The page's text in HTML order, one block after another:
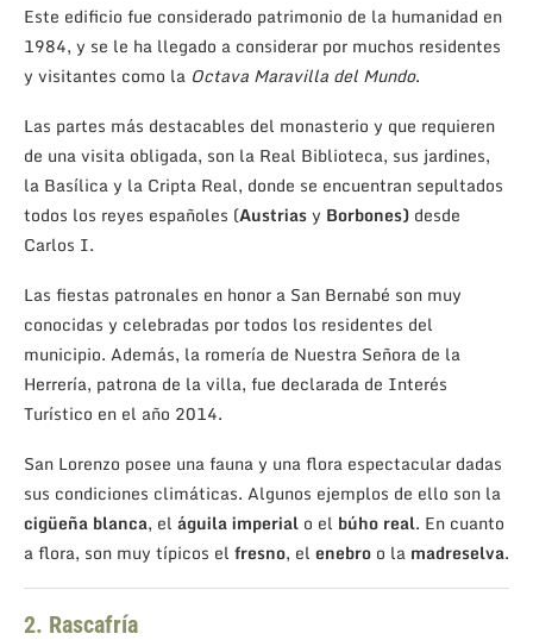
Este edificio fue considerado patrimonio de la humanidad en
1984, y se le ha llegado a considerar por muchos residentes
y visitantes como la Octava Maravilla del Mundo.
Las partes más destacables del monasterio y que requieren
de una visita obligada, son la Real Biblioteca, sus jardines,
la Basílica y la Cripta Real, donde se encuentran sepultados
todos los reyes españoles (Austriasy Borbones) desde
Carlos I.
Las fiestas patronales en honor a San Bernabé son muy
conocidas y celebradas por todos los residentes del
municipio. Además, la romería de Nuestra Señora de la
Herrería, patrona de la villa, fue declarada de Interés
Turístico en el año 2014.
San Lorenzo posee una fauna y una flora espectacular dadas
sus condiciones climáticas. Algunos ejemplos de ello son la
cigüeña blanca, el águilaimperial o el búho real. En cuanto
a flora, son muy típicos el fresno, el enebro o la madreselva.
2. Rascafría